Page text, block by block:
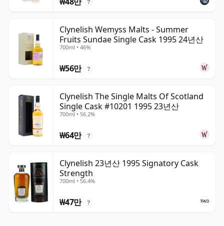
?
Clynelish Wemyss Malts - Summer
Fruits Sundae Single Cask 1995 24년산
700ml • 46%
₩56만 ?
Clynelish The Single Malts Of Scotland
Single Cask #10201 1995 23년산
700ml • 56.2%
₩64만 ?
Clynelish 23년산 1995 Signatory Cask
Strength
700ml • 56.4%
₩47만 ?